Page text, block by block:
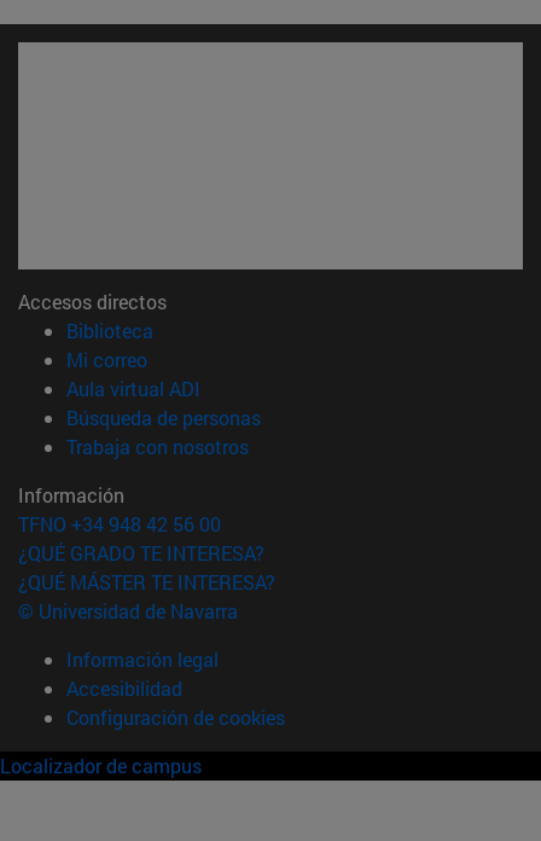
Accesos directos
Biblioteca
Mi correo(abre en nueva ventana)
Aula virtual ADI
Búsqueda de personas(abre en nueva ventana)
Trabaja con nosotros(abre en nueva ventana)
Información
TFNO +34 948 42 56 00
¿QUÉ GRADO TE INTERESA?
¿QUÉ MÁSTER TE INTERESA?
© Universidad de Navarra
Información legal
Accesibilidad
Configuración de cookies
Localizador de campus